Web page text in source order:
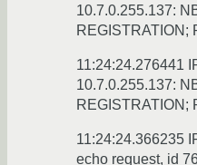
10.7.0.255.137:
REGISTRATION;
11:24:24.276441
10.7.0.255.137:
REGISTRATION;
11:24:24.366235
echo request, id